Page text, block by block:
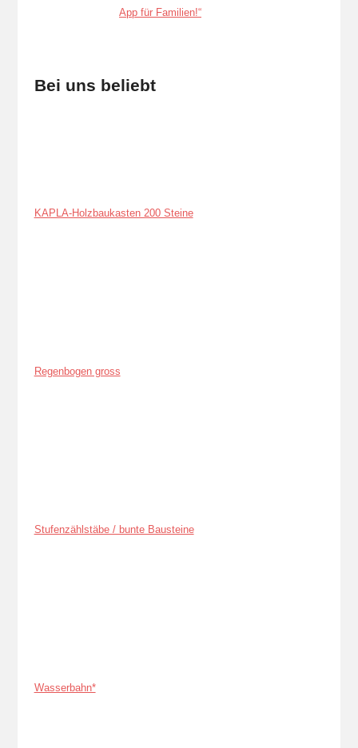
Bei uns beliebt
KAPLA-Holzbaukasten 200 Steine
Regenbogen gross
Stufenzählstäbe / bunte Bausteine
Wasserbahn*